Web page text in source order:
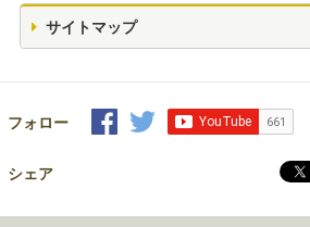
サイトマップ
フォロー
シェア